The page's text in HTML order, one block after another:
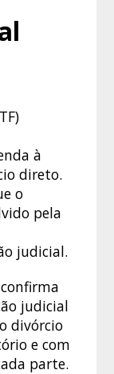
à
direto.
o
pela
judicial.
judicial
divórcio
e com
parte.